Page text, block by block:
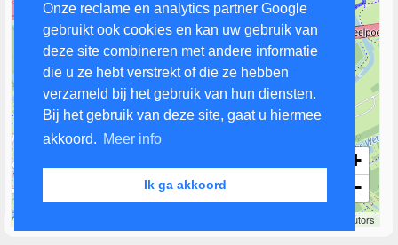
Onze reclame en analytics partner Google
gebruikt ook cookies en kan uw gebruik van
deze site combineren met andere informatie
die u ze hebt verstrekt of die ze hebben
verzameld bij het gebruik van hun diensten.
Bij het gebruik van deze site, gaat u hiermee
akkoord. Meer info
Ik ga akkoord
+
−
contributors